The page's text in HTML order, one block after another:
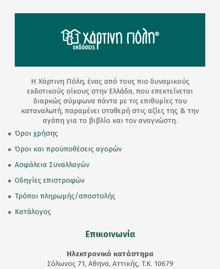
Η Χάρτινη Πόλη, ένας από τους πιο δυναμικούς
εκδοτικούς οίκους στην Ελλάδα, που επεκτείνεται
διαρκώς σύμφωνα πάντα με τις επιθυμίες του
καταναλωτή, παραμένει σταθερή στις αξίες της & την
αγάπη για το βιβλίο και τον αναγνώστη.
Όροι χρήσης
Όροι και προϋποθέσεις αγορών
Ασφάλεια Συναλλαγών
Οδηγίες επιστροφών
Τρόποι πληρωμής/αποστολής
Κατάλογος
Επικοινωνία
Ηλεκτρονικό κατάστημα
Σόλωνος 71, Αθηνα, Αττικής, T.K. 10679